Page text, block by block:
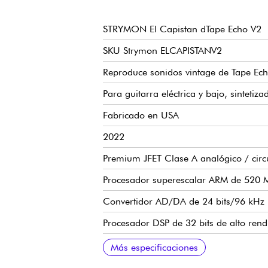
STRYMON El Capistan dTape Echo V2
SKU Strymon ELCAPISTANV2
Reproduce sonidos vintage de Tape
Para guitarra eléctrica y bajo,
Fabricado en USA
2022
Premium JFET Clase A analógico /
Procesador superescalar ARM de 520
Convertidor AD/DA de 24 bits/96 kHz
Procesador DSP de 32 bits de alto
Convertidores A/D D/A de 24 bits y 96
Procesamiento flotante de 32 bits
Respuesta en frecuencia 20Hz >20kHz
Procesamiento de señal directo 100%
Amplia implementación MIDI para un
300 presets para editar y guardar tus
El parámetro de tiempo de retardo se
uno de los 300 presets
Entrada TRS y selector dedicado para
2 salidas TS para uso estéreo
Conexión EXP/MIDI en jack TRS estéreo
Controles: ver imágenes
Conexiones: ver imágenes
Bypass verdadero o bypass con búfer
Fuente de alimentación DC 9 V
11,4 x 10,2 x 4,4 cm
Manual en inglés: https://
Más especificaciones